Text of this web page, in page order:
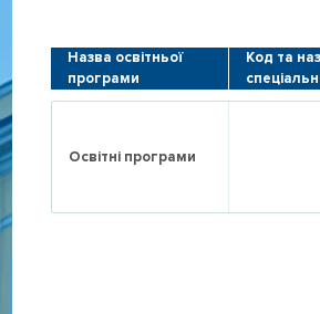
Назва освітньої
програми
Код та
Освітні програми